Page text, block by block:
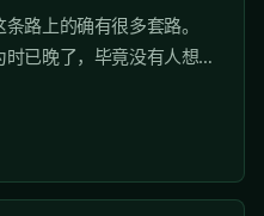
路上的确有很多套路。
已晚了，毕竟没有人想
当受骗，那要怎么去判
，在去公司面试之前，
司验明正身。...